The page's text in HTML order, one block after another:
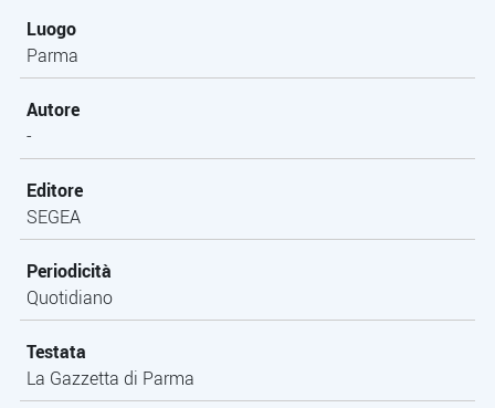
Luogo
Parma
Autore
-
Editore
SEGEA
Periodicità
Quotidiano
Testata
La Gazzetta di Parma